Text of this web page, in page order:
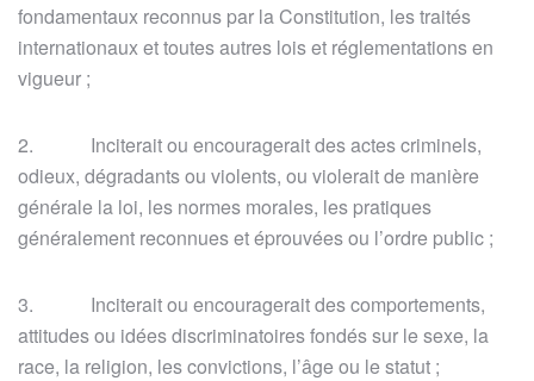
fondamentaux reconnus par la Constitution, les traités
internationaux et toutes autres lois et réglementations en
vigueur ;
2. Inciterait ou encouragerait des actes criminels,
odieux, dégradants ou violents, ou violerait de manière
générale la loi, les normes morales, les pratiques
généralement reconnues et éprouvées ou l’ordre public ;
3. Inciterait ou encouragerait des comportements,
attitudes ou idées discriminatoires fondés sur le sexe, la
race, la religion, les convictions, l’âge ou le statut ;